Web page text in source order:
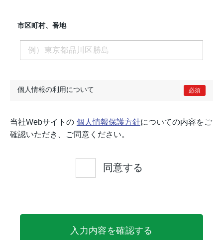
市区町村、番地
個人情報の利用について 必須
当社Webサイトの 個人情報保護方針についての内容をご
確認いただき、ご同意ください。
同意する